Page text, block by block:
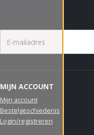
MIJN ACCOUNT
Mijn account
Bestelgeschiedenis
Login/registreren